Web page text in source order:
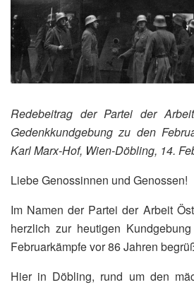
Redebeitrag der Partei der
Gedenkkundgebung zu den
Karl Marx-Hof, Wien-Döbling, 14.
Liebe Genossinnen und Genossen!
Im Namen der Partei der Arbeit
herzlich zur heutigen
Februarkämpfe vor 86 Jahren
Hier in Döbling, rund um den